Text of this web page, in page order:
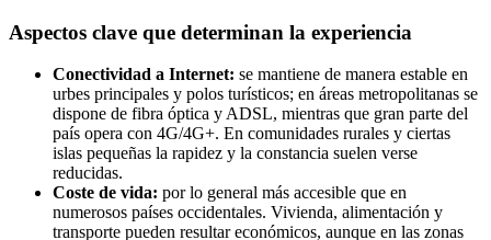
Aspectos clave que determinan la experiencia
Conectividad a Internet: se mantiene de manera estable en
urbes principales y polos turísticos; en áreas metropolitanas se
dispone de fibra óptica y ADSL, mientras que gran parte del
país opera con 4G/4G+. En comunidades rurales y ciertas
islas pequeñas la rapidez y la constancia suelen verse
reducidas.
Coste de vida: por lo general más accesible que en
numerosos países occidentales. Vivienda, alimentación y
transporte pueden resultar económicos, aunque en las zonas